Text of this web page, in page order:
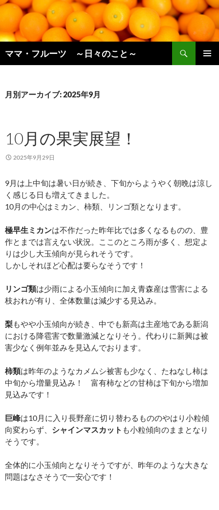
コ
テ
ン
ツ
へ
ッ
ママ・フルーツ ～日々のこと～
索
月別アーカイブ: 2025年9月
10月の果実展望！
2025年9月29日
9月は上中旬は暑い日が続き、下旬からようやく朝晩は涼し
く感じる日も増えてきました。
10月の中心はミカン、柿類、リンゴ類となります。
極早生ミカンは不作だった昨年比では多くなるものの、豊
作とまでは言えない状況。ここのところ雨が多く、想定よ
りは少し大玉傾向が見られそうです。
しかしそれほど心配は要らなそうです！
リンゴ類は少雨による小玉傾向に加え青森産は雪害による
枝おれが有り、全体数量は減少する見込み。
梨もやや小玉傾向が続き、中でも新高は主産地である新潟
における降雹害で数量激減となりそう。代わりに新興は被
害少なく例年並みを見込んでおります。
柿類は昨年のようなカメムシ被害も少なく、たねなし柿は
中旬から増量見込み！ 富有柿などの甘柿は下旬から増加
見込みです！
巨峰は10月に入り長野産に切り替わるもののやはり小粒傾
向変わらず、 シャインマスカット も小粒傾向のままとなり
そうです。
全体的に小玉傾向となりそうですが、昨年のような大きな
問題はなさそうで一安心です！